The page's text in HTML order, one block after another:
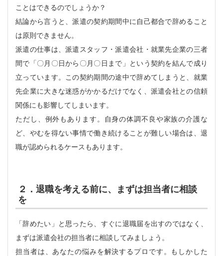
ことはできるのでしょうか？
結論から言うと、派遣の契約期間中に自己都合で辞めること
は原則できません。
派遣の仕事は、派遣スタッフ・派遣会社・就業先企業の三者
間で「〇月〇日から〇月〇日まで」という契約を結んで成り
立っています。この契約期間の途中で辞めてしまうと、就業
先企業に大きな迷惑がかかるだけでなく、派遣会社との信頼
関係にも影響してしまいます。
ただし、例外もあります。自身の体調不良や家族の介護な
ど、やむを得ない事情で働き続けることが難しい場合は、退
職が認められるケースもあります。
２．退職を考える前に、まずは担当者に相談
を
「辞めたい」と思ったら、すぐに退職届を出すのではなく、
まずは派遣会社の担当者に相談してみましょう。
担当者は、あなたの悩みを解決するプロです。もしかした